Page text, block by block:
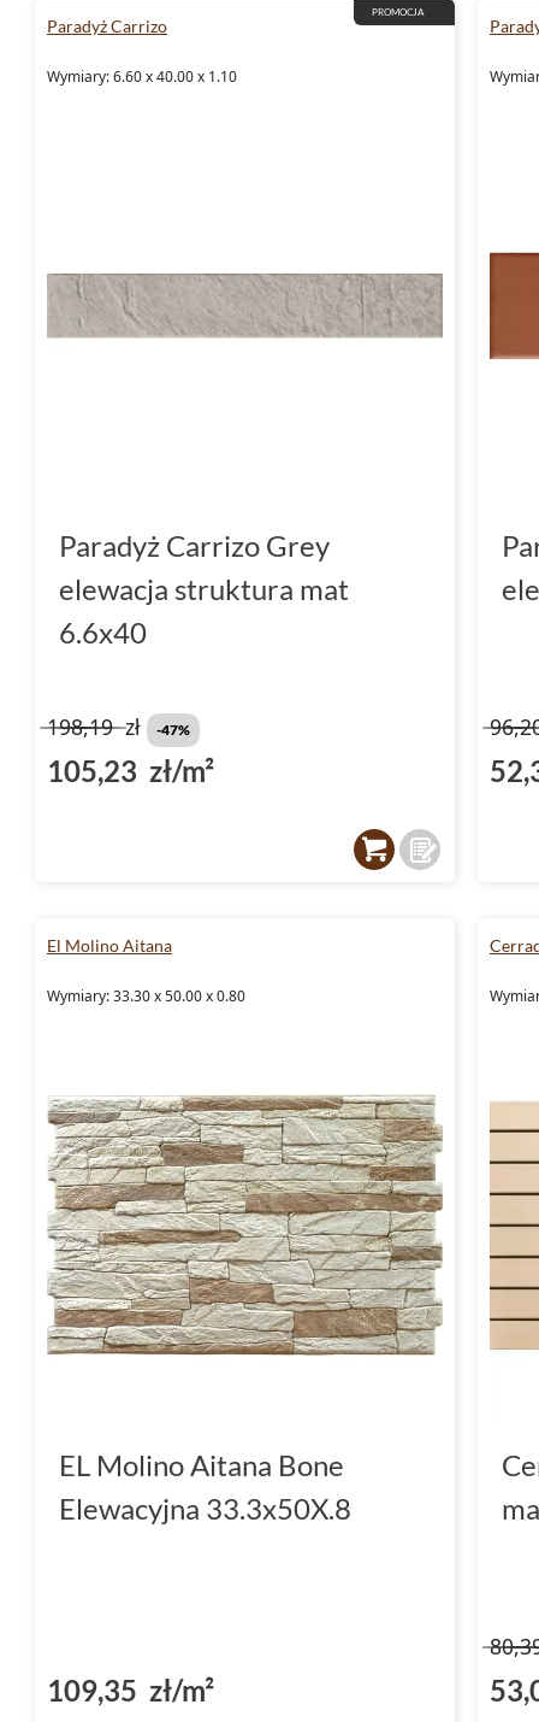
PROMOCJA
Paradyż Carrizo
Wymiary: 6.60 x 40.00 x 1.10
Paradyż Carrizo Grey
elewacja struktura mat
6.6x40
198,19zł -47%
105,23 zł/m²
El Molino Aitana
Wymiary: 33.30 x 50.00 x 0.80
EL Molino Aitana Bone
Elewacyjna 33.3x50X.8
109,35 zł/m²